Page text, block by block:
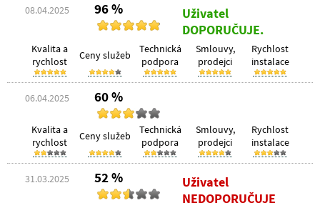
08.04.2025 96 %
Uživatel
DOPORUČUJE.
Kvalita a
rychlost
Ceny služeb
Technická
podpora
Smlouvy,
prodejci
Rychlost
instalace
06.04.2025 60 %
Kvalita a
rychlost
Ceny služeb
Technická
podpora
Smlouvy,
prodejci
Rychlost
instalace
31.03.2025 52 %
Uživatel
NEDOPORUČUJE